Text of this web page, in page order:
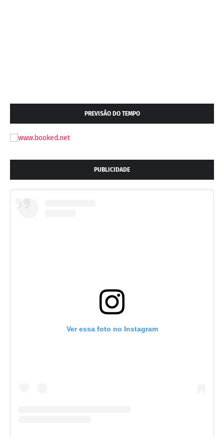
PREVISÃO DO TEMPO
PUBLICIDADE
Ver essa foto no Instagram